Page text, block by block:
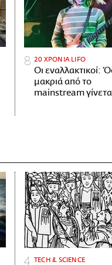
20 ΧΡΟΝΙΑ LIFO
Οι εναλλακτικοί:
μακριά από το
mainstream
ΤECH & SCIENCE